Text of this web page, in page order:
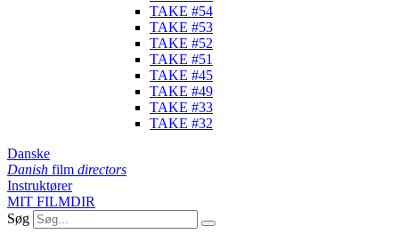
TAKE #54
TAKE #53
TAKE #52
TAKE #51
TAKE #45
TAKE #49
TAKE #33
TAKE #32
Danske
Danish film directors
Instruktører
MIT FILMDIR
Søg